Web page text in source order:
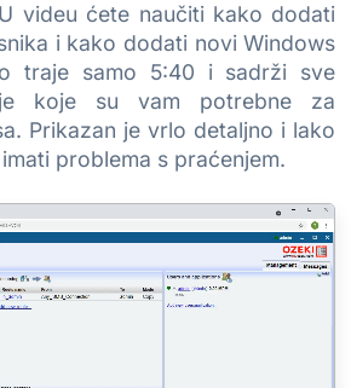
videu ćete naučiti kako dodati
i kako dodati novi Windows
traje samo 5:40 i sadrži sve
koje su vam potrebne za
Prikazan je vrlo detaljno i lako
problema s praćenjem.